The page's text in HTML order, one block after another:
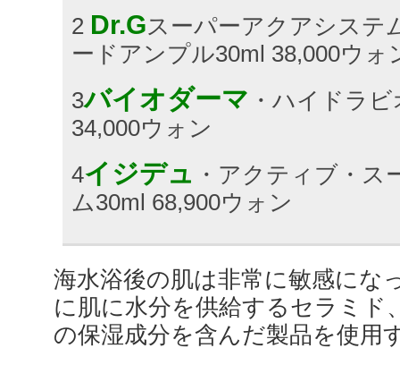
2 Dr.Gスーパーアクアシステ
ードアンプル30ml 38,000ウォ
3バイオダーマ ・ハイドラ
34,000ウォン
4イジデュ ・アクティブ・ス
ム30ml 68,900ウォン
海水浴後の肌は非常に敏感にな
に肌に水分を供給するセラミド
の保湿成分を含んだ製品を使用